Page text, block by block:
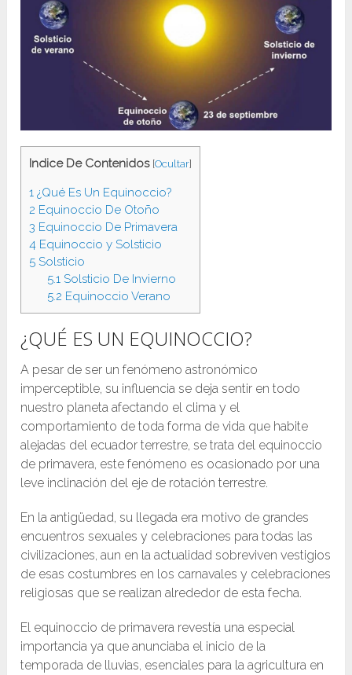
Indice De Contenidos [Ocultar]
1 ¿Qué Es Un Equinoccio?
2 Equinoccio De Otoño
3 Equinoccio De Primavera
4 Equinoccio y Solsticio
5 Solsticio
5.1Solsticio De Invierno
5.2 Equinoccio Verano
¿QUÉ ES UN EQUINOCCIO?
A pesar de ser un fenómeno astronómico
imperceptible, su influencia se deja sentir en todo
nuestro planeta afectando el clima y el
comportamiento de toda forma de vida que habite
alejadas del ecuador terrestre, se trata del equinoccio
de primavera, este fenómeno es ocasionado por una
leve inclinación del eje de rotación terrestre.
En la antigüedad, su llegada era motivo de grandes
encuentros sexuales y celebraciones para todas las
civilizaciones, aun en la actualidad sobreviven vestigios
de esas costumbres en los carnavales y celebraciones
religiosas que se realizan alrededor de esta fecha.
El equinoccio de primavera revestía una especial
importancia ya que anunciaba el inicio de la
temporada de lluvias, esenciales para la agricultura en